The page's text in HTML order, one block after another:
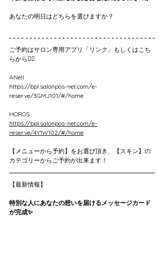
あなたの明日はどちらを選びますか？
ご予約はサロン専用アプリ「リンク」もしくはこち
らから💁‍♀️
ANell
https://bpl.salonpos-net.com/e-
reserve/3GMJ101/#/home
HOROS
https://bpl.salonpos-net.com/e-
reserve/4Y1W102/#/home
【メニューから予約】をお選び頂き、【スキン】の
カテゴリーからご予約が出来ます！
【最新情報】
特別な人にあなたの想いを届けるメッセージカード
が完成✨